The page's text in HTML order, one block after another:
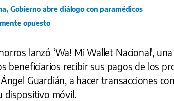
Gobierno abre diálogo con paramédicos
opuesto
lanzó ‘Wa! Mi Wallet Nacional',
beneficiarios recibir sus pagos de los
Guardián, a hacer transacciones
dispositivo móvil.